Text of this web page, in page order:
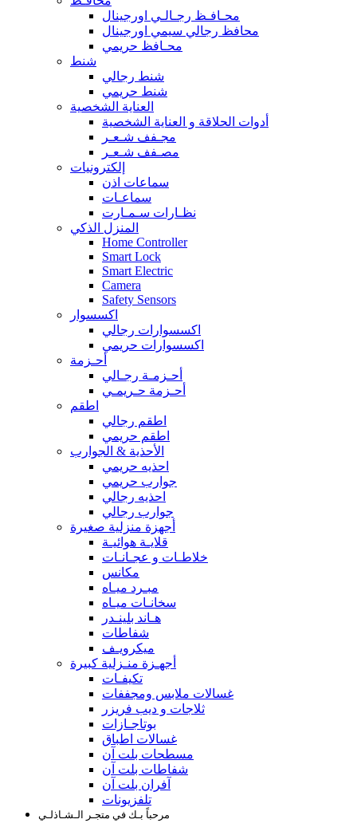
محـافـظ رجـالـي اورجينال
محافظ رجالي سيمي اورجينال
محـافظ حريمي
شنط
شنط رجالي
شنط حريمي
العناية الشخصية
أدوات الحلاقة و العناية الشخصية
مجـفف شـعـر
مصـفف شـعـر
إلكترونيات
سماعات اذن
سماعـات
نظـارات سـمـارت
المنزل الذكي
Home Controller
Smart Lock
Smart Electric
Camera
Safety Sensors
اكسسوار
اكسسوارات رجالي
اكسسوارات حريمي
أحـزمة
أحـزمـة رجـالي
أحـزمة حـريمـي
اطقم
اطقم رجالي
اطقم حريمي
الأحذية & الجوارب
احذيه حريمي
جوارب حريمي
احذيه رجالي
جوارب رجالي
أجهزة منزلية صغيرة
قلايـة هوائيـة
خلاطـات و عجـانـات
مكانس
مبـرد ميـاه
سخانـات ميـاه
هـاند بلينـدر
شفاطات
ميكرويـف
أجهـزة منـزلية كبيرة
تكيفـات
غسالات ملابس ومجففات
ثلاجات و ديب فريزر
بوتاجـازات
غسالات اطباق
مسطحات بلت آن
شفاطات بلت آن
آفران بلت آن
تلفزيونات
مرحباً بـك في متجـر الـشـاذلـي